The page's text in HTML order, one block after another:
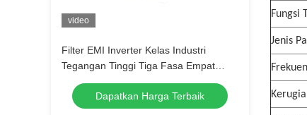
video
Filter EMI Inverter Kelas Industri
Tegangan Tinggi Tiga Fasa Empat
Kawat Power Filter
Dapatkan Harga Terbaik
Fungsi
Jenis